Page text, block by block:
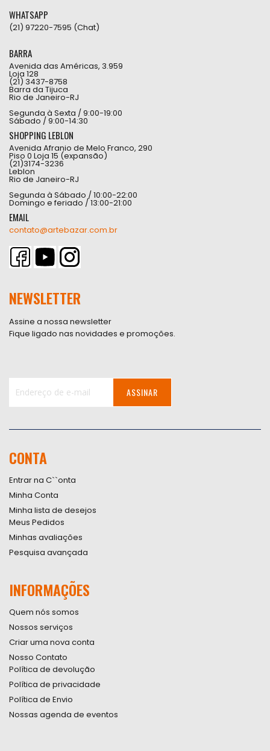
WHATSAPP
(21) 97220-7595 (Chat)
BARRA
Avenida das Américas, 3.959
Loja 128
(21) 3437-8758
Barra da Tijuca
Rio de Janeiro-RJ
Segunda à Sexta / 9:00-19:00
Sábado / 9:00-14:30
SHOPPING LEBLON
Avenida Afranio de Melo Franco, 290
Piso 0 Loja 15 (expansão)
(21)3174-3236
Leblon
Rio de Janeiro-RJ
Segunda à Sábado / 10:00-22:00
Domingo e feriado / 13:00-21:00
EMAIL
contato@artebazar.com.br
NEWSLETTER
Assine a nossa newsletter
Fique ligado nas novidades e promoções.
Newsletter:
ASSINAR
CONTA
Entrar na C``onta
Minha Conta
Minha lista de desejos
Meus Pedidos
Minhas avaliações
Pesquisa avançada
INFORMAÇÕES
Quem nós somos
Nossos serviços
Criar uma nova conta
Nosso Contato
Política de devolução
Política de privacidade
Política de Envio
Nossas agenda de eventos